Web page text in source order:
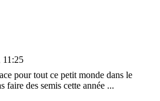
11:25
pour tout ce petit monde dans le
faire des semis cette année ...